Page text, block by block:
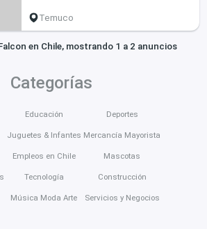
Temuco
en Chile, mostrando 1 a 2 anuncios
Categorías
Educación
Juguetes & Infantes
Empleos en Chile
Tecnología
Música Moda Arte
Deportes
Mercancía Mayorista
Mascotas
Construcción
Servicios y Negocios